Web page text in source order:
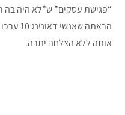
“פגישת עסקים” ש”לא היה בה
הראתה
אותה ללא הצלחה יתרה.